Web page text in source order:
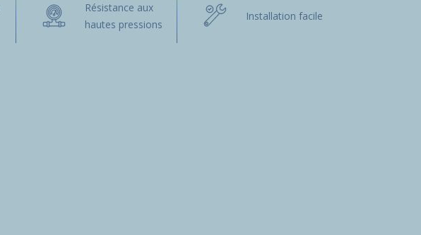
Résistance aux
hautes pressions
Installation facile